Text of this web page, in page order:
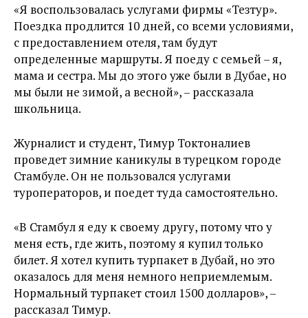
«Я воспользовалась услугами фирмы «Тезтур».
Поездка продлится 10 дней, со всеми условиями,
с предоставлением отеля, там будут
определенные маршруты. Я поеду с семьей – я,
мама и сестра. Мы до этого уже были в Дубае, но
мы были не зимой, а весной», – рассказала
школьница.
Журналист и студент, Тимур Токтоналиев
проведет зимние каникулы в турецком городе
Стамбуле. Он не пользовался услугами
туроператоров, и поедет туда самостоятельно.
«В Стамбул я еду к своему другу, потому что у
меня есть, где жить, поэтому я купил только
билет. Я хотел купить турпакет в Дубай, но это
оказалось для меня немного неприемлемым.
Нормальный турпакет стоил 1500 долларов», –
рассказал Тимур.